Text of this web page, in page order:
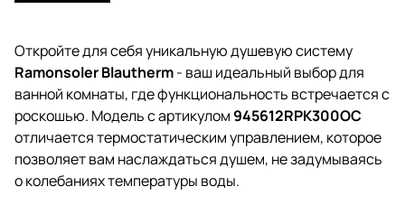
Откройте для себя уникальную душевую систему
Ramonsoler Blautherm- ваш идеальный выбор для
ванной комнаты, где функциональность встречается с
роскошью. Модель с артикулом945612RPK300OC
отличается термостатическим управлением, которое
позволяет вам наслаждаться душем, не задумываясь
о колебаниях температуры воды.